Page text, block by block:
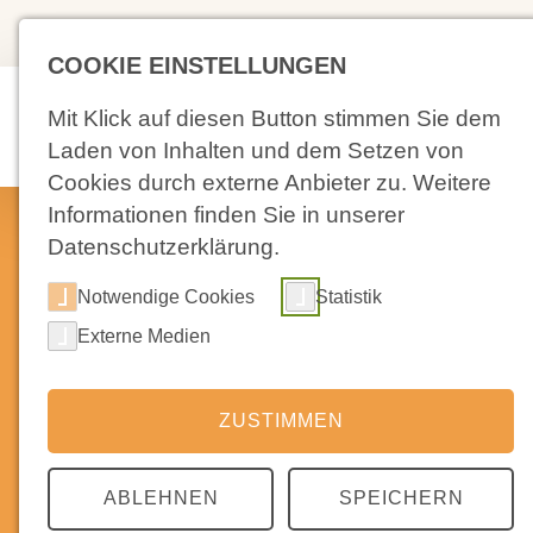
Aktuelles
COOKIE EINSTELLUNGEN
Mit Klick auf diesen Button stimmen Sie dem
Laden von Inhalten und dem Setzen von
Cookies durch externe Anbieter zu. Weitere
Informationen finden Sie in unserer
Datenschutzerklärung.
Notwendige Cookies
Statistik
Externe Medien
ZUSTIMMEN
ABLEHNEN SPEICHERN